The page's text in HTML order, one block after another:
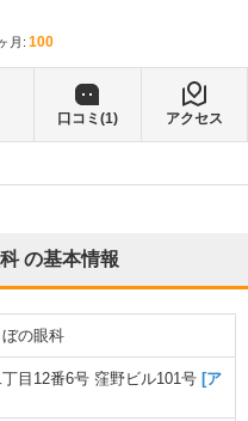
月: 100
口コミ(1) アクセス
の基本情報
の眼科
目12番6号 窪野ビル101号 [ア